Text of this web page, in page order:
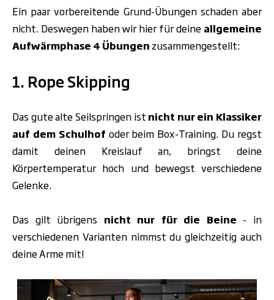
Ein paar vorbereitende Grund-Übungen schaden aber
nicht. Deswegen haben wir hier für deine allgemeine
Aufwärmphase 4 Übungen zusammengestellt:
1. Rope Skipping
Das gute alte Seilspringen ist nicht nurein Klassiker
auf dem Schulhof oder beim Box-Training. Du regst
damit deinen Kreislauf an, bringst deine
Körpertemperatur hoch und bewegst verschiedene
Gelenke.
Das gilt übrigens nicht nur für die Beine - in
verschiedenen Varianten nimmst du gleichzeitig auch
deine Arme mit!